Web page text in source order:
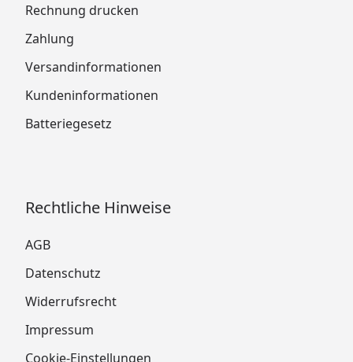
Rechnung drucken
Zahlung
Versandinformationen
Kundeninformationen
Batteriegesetz
Rechtliche Hinweise
AGB
Datenschutz
Widerrufsrecht
Impressum
Cookie-Einstellungen